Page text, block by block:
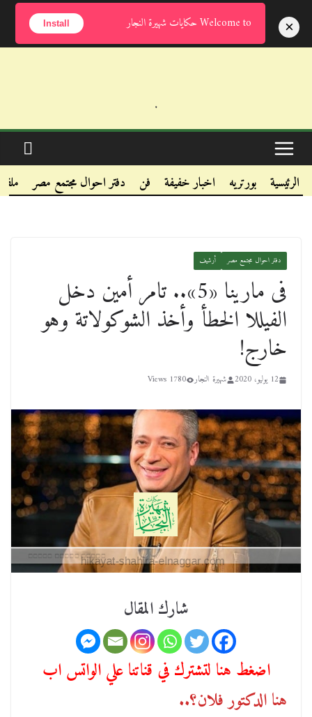
السبت, أغسطس 8, 2026
.
.
.
الرئيسية بورتريه اخبار خفيفة فن دفتر احوال مجتمع مصر
دفتر احوال مجتمع مصر أرشيف
فى مارينا «5».. تامر أمين دخل
الفيللا الخطأ وأخذ الشوكولاتة وهو
خارج!
12 يوليو، 2020 شهيرة النجار 1780 Views
شارك المقال
اضغط هنا لتشترك في قناتنا علي الواتس اب
هنا الدكتور فلان؟..
Welcome to حكايات شهيرة النجار Install ×